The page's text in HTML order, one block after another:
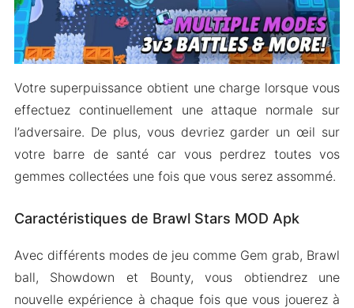
Votre superpuissance obtient une charge lorsque vous
effectuez continuellement une attaque normale sur
l’adversaire. De plus, vous devriez garder un œil sur
votre barre de santé car vous perdrez toutes vos
gemmes collectées une fois que vous serez assommé.
Caractéristiques de Brawl Stars MOD Apk
Avec différents modes de jeu comme Gem grab, Brawl
ball, Showdown et Bounty, vous obtiendrez une
nouvelle expérience à chaque fois que vous jouerez à